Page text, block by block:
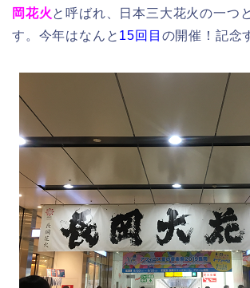
岡花火と呼ばれ、日本三大花火の一つ
す。今年はなんと 15回目 の開催！記念